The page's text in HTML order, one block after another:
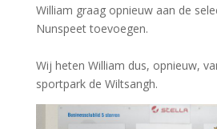
William graag opnieuw aan de
Nunspeet toevoegen.
Wij heten William dus, opnieuw,
sportpark de Wiltsangh.